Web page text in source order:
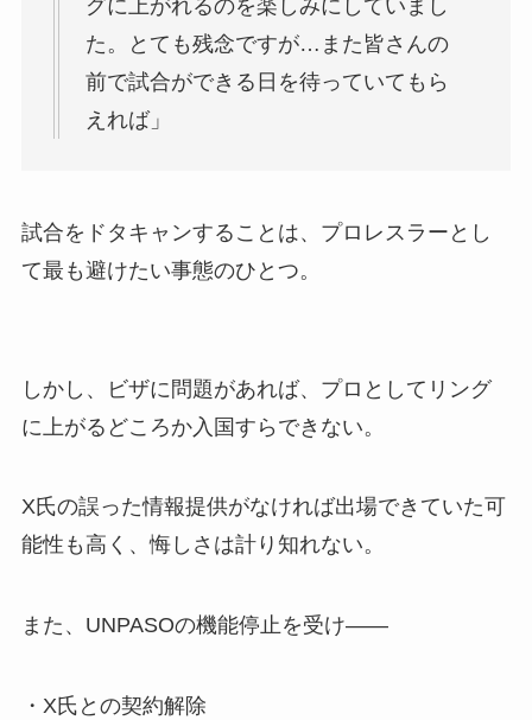
グに上がれるのを楽しみにしていまし
た。とても残念ですが…また皆さんの
前で試合ができる日を待っていてもら
えれば」
試合をドタキャンすることは、プロレスラーとし
て最も避けたい事態のひとつ。
しかし、ビザに問題があれば、プロとしてリング
に上がるどころか入国すらできない。
X氏の誤った情報提供がなければ出場できていた可
能性も高く、悔しさは計り知れない。
また、UNPASOの機能停止を受け——
・X氏との契約解除